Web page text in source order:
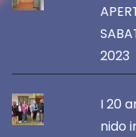
2023
I 20
nido